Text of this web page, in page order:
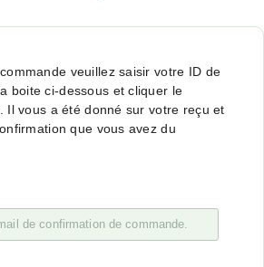
veuillez saisir votre ID de
boite ci-dessous et cliquer le
Il vous a été donné sur votre reçu et
que vous avez du